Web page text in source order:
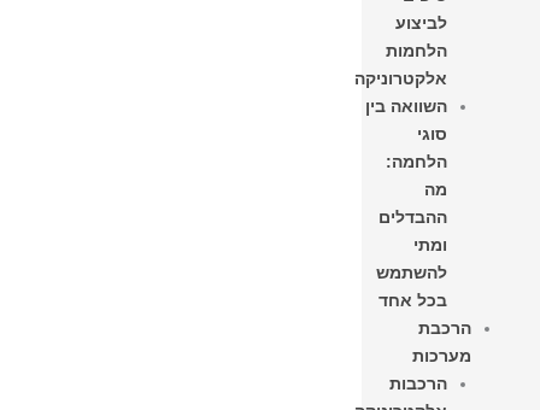
לביצוע
הלחמות
אלקטרוניקה
השוואה בין
סוגי
הלחמה:
מה
ההבדלים
ומתי
להשתמש
בכל אחד
הרכבת
מערכות
הרכבות